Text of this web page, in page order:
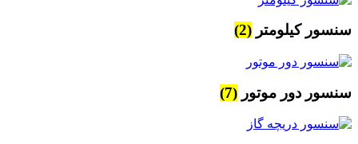
سنسور کیلومتر (2)
سنسور دور موتور (7)